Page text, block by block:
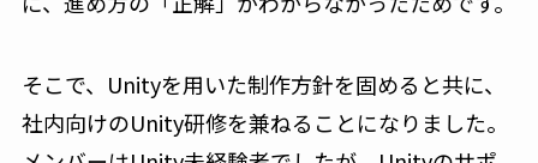
そこで、Unityを用いた制作方針を固めると共に、
社内向けのUnity研修を兼ねることになりました。